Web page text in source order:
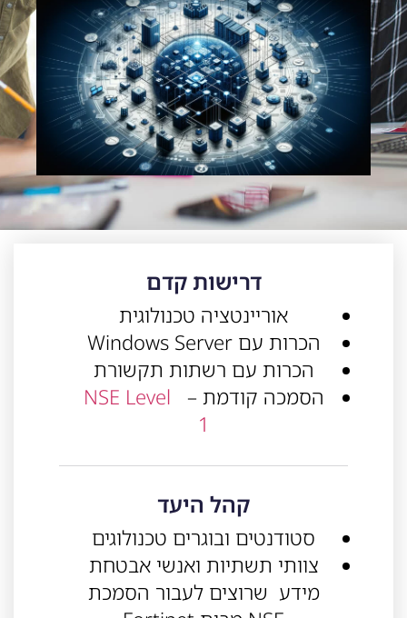
דרישות קדם
אוריינטציה טכנולוגית
הכרות עם Windows Server
הכרות עם רשתות תקשורת
הסמכה קודמת –
NSE Level
1
קהל היעד
סטודנטים ובוגרים טכנולוגים
צוותי תשתיות ואנשי אבטחת
מידע שרוצים לעבור הסמכת